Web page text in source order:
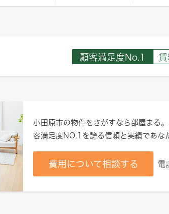
顧客満足度No.1
小田原市の物件をさがすなら部屋まる
客満足度NO.1を誇る信頼と実績であな
費用について相談する 電